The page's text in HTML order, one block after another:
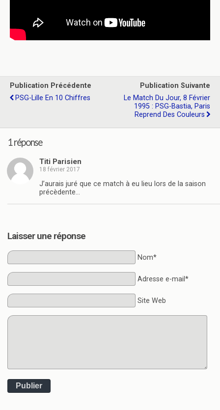
Publication Précédente
PSG-Lille En 10 Chiffres
Publication Suivante
Le Match Du Jour, 8 Février
1995 : PSG-Bastia, Paris
Reprend Des Couleurs
1 réponse
Titi Parisien
18 février 2017
J’aurais juré que ce match à eu lieu lors de la saison
précèdente…
Laisser une réponse
Nom*
Adresse e-mail*
Site Web
Publier